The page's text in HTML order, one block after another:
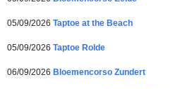
05/09/2026 Taptoe at the Beach
05/09/2026 Taptoe Rolde
06/09/2026 Bloemencorso Zundert